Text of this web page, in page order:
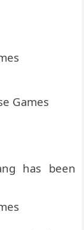
Games
has been